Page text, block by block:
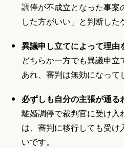
調停が不成立となった事
した方がいい」と判断した
異議申し立てによって理由
どちらか一方でも異議申
あれ、審判は無効になって
必ずしも自分の主張が通る
離婚調停で裁判官に受け
は、審判に移行しても受け
いです。